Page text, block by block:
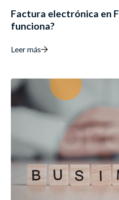
Factura electrónica en
funciona?
Leer más